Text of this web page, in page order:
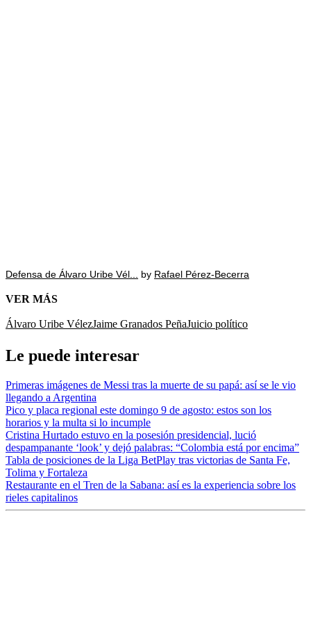
Defensa de Álvaro Uribe Vél... by Rafael Pérez-Becerra
VER MÁS
Álvaro Uribe VélezJaime Granados PeñaJuicio político
Le puede interesar
Primeras imágenes de Messi tras la muerte de su papá: así se le vio
llegando a Argentina
Pico y placa regional este domingo 9 de agosto: estos son los
horarios y la multa si lo incumple
Cristina Hurtado estuvo en la posesión presidencial, lució
despampanante ‘look’ y dejó palabras: “Colombia está por encima”
Tabla de posiciones de la Liga BetPlay tras victorias de Santa Fe,
Tolima y Fortaleza
Restaurante en el Tren de la Sabana: así es la experiencia sobre los
rieles capitalinos